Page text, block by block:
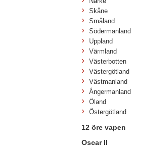
Skåne
Småland
Södermanland
Uppland
Värmland
Västerbotten
Västergötland
Västmanland
Ångermanland
Öland
Östergötland
12 öre vapen
Oscar II